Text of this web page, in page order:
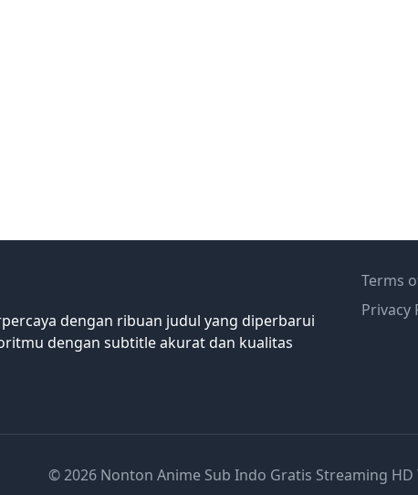
dengan ribuan judul yang diperbarui
dengan subtitle akurat dan kualitas
Terms
Privacy
© 2026 Nonton Anime Sub Indo Gratis Streaming